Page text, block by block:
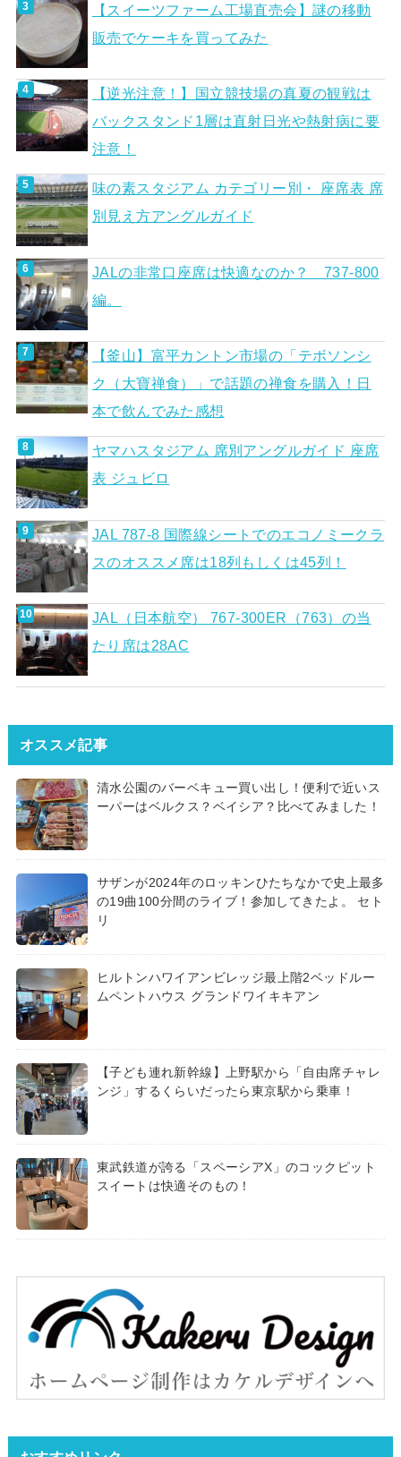
【スイーツファーム工場直売会】謎の移動
販売でケーキを買ってみた
【逆光注意！】国立競技場の真夏の観戦は
バックスタンド1層は直射日光や熱射病に要
注意！
味の素スタジアム カテゴリー別・ 座席表 席
別見え方アングルガイド
JALの非常口座席は快適なのか？ 737-800
編。
【釜山】富平カントン市場の「テボソンシ
ク（大寶禅食）」で話題の禅食を購入！日
本で飲んでみた感想
ヤマハスタジアム 席別アングルガイド 座席
表 ジュビロ
JAL 787-8 国際線シートでのエコノミークラ
スのオススメ席は18列もしくは45列！
JAL（日本航空） 767-300ER（763）の当
たり席は28AC
オススメ記事
清水公園のバーベキュー買い出し！便利で近いス
ーパーはベルクス？ベイシア？比べてみました！
サザンが2024年のロッキンひたちなかで史上最多
の19曲100分間のライブ！参加してきたよ。 セト
リ
ヒルトンハワイアンビレッジ最上階2ベッドルー
ムペントハウス グランドワイキキアン
【子ども連れ新幹線】上野駅から「自由席チャレ
ンジ」するくらいだったら東京駅から乗車！
東武鉄道が誇る「スペーシアX」のコックピット
スイートは快適そのもの！